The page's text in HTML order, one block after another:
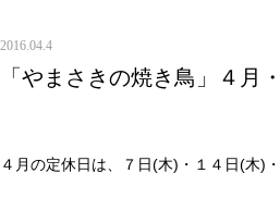
2016.04.4
「やまさきの焼き鳥」４月
４月の定休日は、７日(木)・１４日(木)